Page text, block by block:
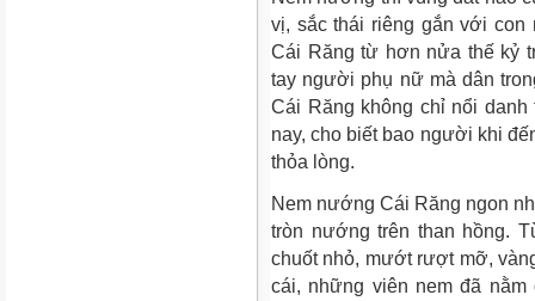
vị, sắc thái riêng gắn với
Cái Răng từ hơn nửa thế kỷ
tay người phụ nữ mà dân
Cái Răng không chỉ nổi
nay, cho biết bao người khi
thỏa lòng.
Nem nướng Cái Răng ngon
tròn nướng trên than hồng.
chuốt nhỏ, mướt rượt mỡ,
cái, những viên nem đã